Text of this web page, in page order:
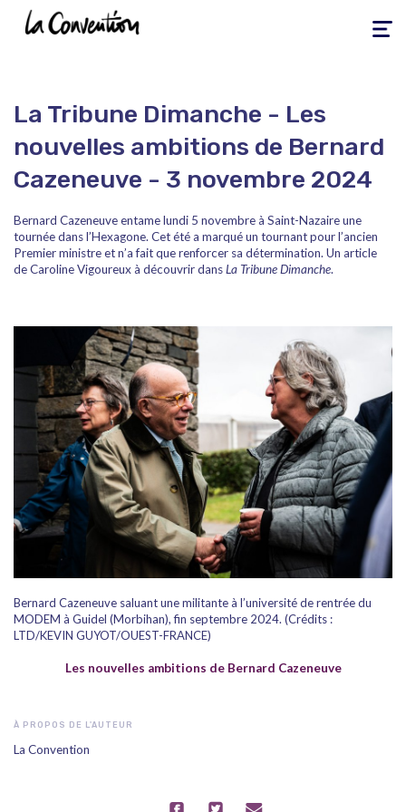
Toggle
La Tribune Dimanche - Les
nouvelles ambitions de Bernard
Cazeneuve - 3 novembre 2024
Bernard Cazeneuve entame lundi 5 novembre à Saint-Nazaire une
tournée dans l’Hexagone. Cet été a marqué un tournant pour l’ancien
Premier ministre et n’a fait que renforcer sa détermination. Un article
de Caroline Vigoureux à découvrir dansLa Tribune Dimanche.
Bernard Cazeneuve saluant une militante à l’université de rentrée du
MODEM à Guidel (Morbihan), fin septembre 2024. (Crédits :
LTD/KEVIN GUYOT/OUEST-FRANCE)
Les nouvelles ambitions de Bernard Cazeneuve
À PROPOS DE L'AUTEUR
La Convention